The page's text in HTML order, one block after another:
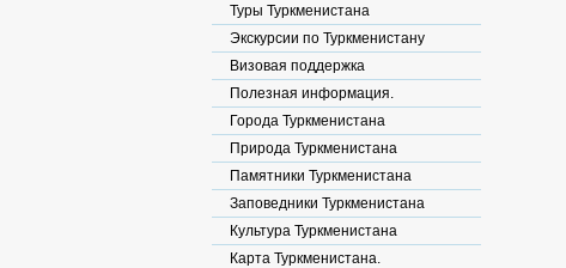
Туры Туркменистана
Экскурсии по Туркменистану
Визовая поддержка
Полезная информация.
Города Туркменистана
Природа Туркменистана
Памятники Туркменистана
Заповедники Туркменистана
Культура Туркменистана
Карта Туркменистана.